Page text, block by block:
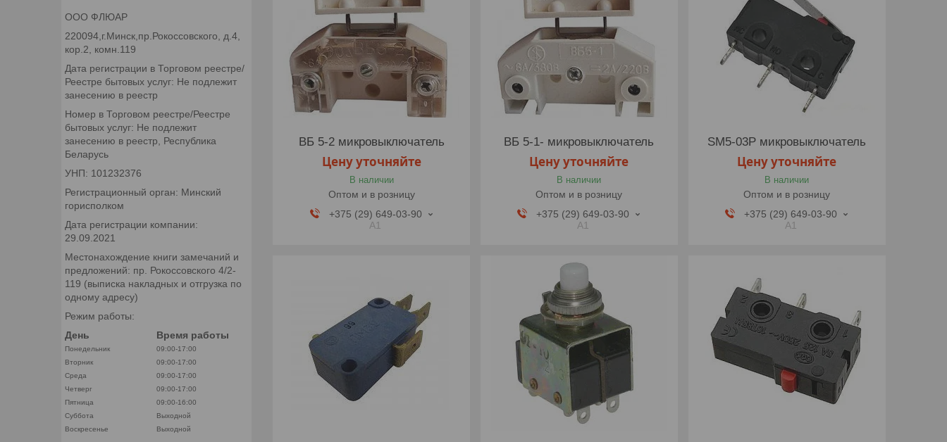
ВБ 5-2 микровыключатель
Цену уточняйте
В наличии
Оптом и в розницу
+375 (29) 649-03-90
A1
ВБ 5-1- микровыключатель
Цену уточняйте
В наличии
Оптом и в розницу
+375 (29) 649-03-90
A1
SM5-03P микровыключатель
Цену уточняйте
В наличии
Оптом и в розницу
+375 (29) 649-03-90
A1
ООО ФЛЮАР
220094,г.Минск,пр.Рокоссовского, д.4,
кор.2, комн.119
Дата регистрации в Торговом реестре/
Реестре бытовых услуг: Не подлежит
занесению в реестр
Номер в Торговом реестре/Реестре
бытовых услуг: Не подлежит
занесению в реестр, Республика
Беларусь
УНП: 101232376
Регистрационный орган: Минский
горисполком
Дата регистрации компании:
29.09.2021
Местонахождение книги замечаний и
предложений: пр. Рокоссовского 4/2-
119 (выписка накладных и отгрузка по
одному адресу)
Режим работы:
День
Время работы
Понедельник
09:00-17:00
Вторник
09:00-17:00
Среда
09:00-17:00
Четверг
09:00-17:00
Пятница
09:00-16:00
Суббота
Выходной
Воскресенье
Выходной